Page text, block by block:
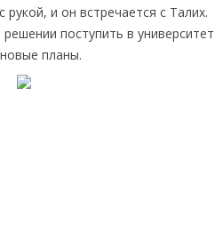
и он встречается с Талих.
поступить в университет
планы.